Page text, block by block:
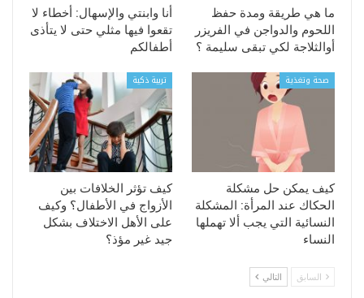
ما هي طريقة ومدة حفظ
اللحوم والدواجن في الفريزر
أوالثلاجة لكي تبقى سليمة ؟
أنا وابنتي والإسهال: أخطاء لا
تقعوا فيها مثلي حتى لا يتأذى
أطفالكم
صحة وتغذية
كيف يمكن حل مشكلة
الحكاك عند المرأة: المشكلة
النسائية التي يجب ألا تهملها
النساء
تربية ذكية
كيف تؤثر الخلافات بين
الأزواج في الأطفال؟ وكيف
على الأهل الاختلاف بشكل
جيد غير مؤذ؟
السابق التالي